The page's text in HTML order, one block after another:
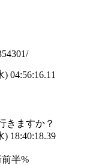
) 04:56:16.11
きますか？
) 18:40:18.39
半%